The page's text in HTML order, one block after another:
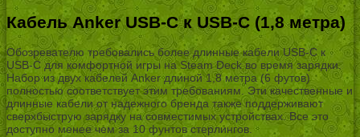
Кабель Anker USB-C к USB-C (1,8 метра)
Обозревателю требовались более длинные кабели USB-C к
USB-C для комфортной игры на Steam Deck во время зарядки.
Набор из двух кабелей Anker длиной 1,8 метра (6 футов)
полностью соответствует этим требованиям. Эти качественные и
длинные кабели от надежного бренда также поддерживают
сверхбыструю зарядку на совместимых устройствах. Все это
доступно менее чем за 10 фунтов стерлингов.